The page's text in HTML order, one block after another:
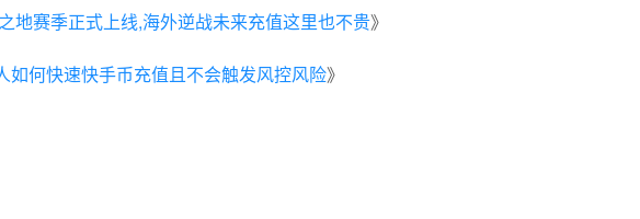
地赛季正式上线,海外逆战未来充值这里也不贵》
如何快速快手币充值且不会触发风控风险》